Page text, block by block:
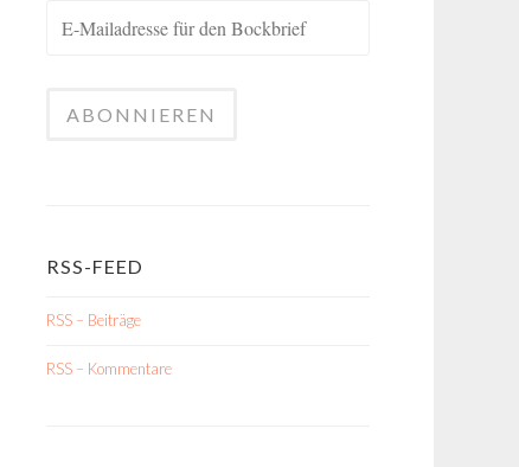
RSS-FEED
RSS – Beiträge
RSS – Kommentare